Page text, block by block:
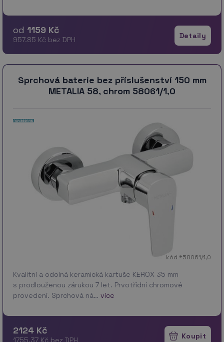
Detaily
od 1159 Kč
957.85 Kč bez DPH
Sprchová baterie bez příslušenství 150 mm
METALIA 58, chrom 58061/1,0
kód *58061/1,0
Kvalitní a odolná keramická kartuše KEROX 35 mm
s prodlouženou zárukou 7 let. Prvotřídní chromové
provedení. Sprchová ná… více
2124 Kč
1755.37 Kč bez DPH